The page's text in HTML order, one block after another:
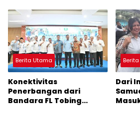
Berita Utama
Konektivitas
Penerbangan dari
Bandara FL Tobing
Dari